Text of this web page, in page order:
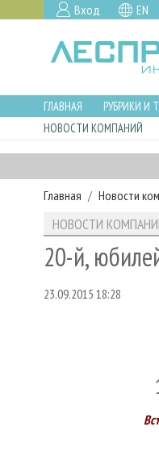
Вход EN
ГЛАВНАЯ РУБРИКИ И
НОВОСТИ КОМПАНИЙ
Главная Новости
НОВОСТИ
20-й,
23.09.2015 18:28